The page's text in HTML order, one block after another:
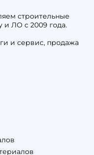
строительные
и ЛО с 2009 года.
и сервис, продажа